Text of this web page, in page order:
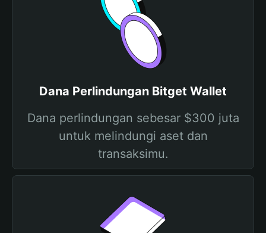
Dana Perlindungan Bitget Wallet
Dana perlindungan sebesar $300 juta
untuk melindungi aset dan
transaksimu.